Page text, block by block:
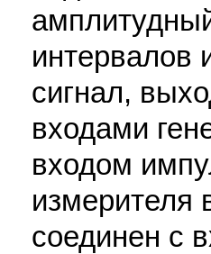
интервалов
сигнал,
входами
входом
измерителя
соединен с